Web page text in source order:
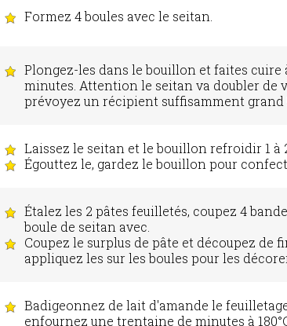
Formez 4 boules avec le seitan.
Plongez-les dans le bouillon et faites cuire
minutes. Attention le seitan va doubler de
prévoyez un récipient suffisamment grand
Laissez le seitan et le bouillon refroidir 1 à
Égouttez le, gardez le bouillon pour
Étalez les 2 pâtes feuilletés, coupez 4
boule de seitan avec.
Coupez le surplus de pâte et découpez de
appliquez les sur les boules pour les
Badigeonnez de lait d'amande le
enfournez une trentaine de minutes à